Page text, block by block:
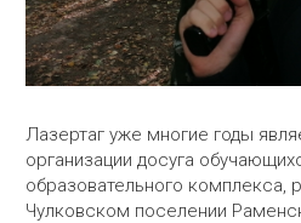
Лазертаг уже многие годы
организации досуга
образовательного комплекса,
Чулковском поселении